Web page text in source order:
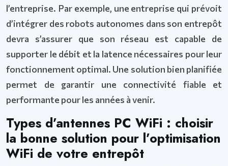
l’entreprise. Par exemple, une entreprise qui prévoit
d’intégrer des robots autonomes dans son entrepôt
devra s’assurer que son réseau est capable de
supporter le débit et la latence nécessaires pour leur
fonctionnement optimal. Une solution bien planifiée
permet de garantir une connectivité fiable et
performante pour les années à venir.
Types d’antennes PC WiFi : choisir
la bonne solution pour l’optimisation
WiFi de votre entrepôt